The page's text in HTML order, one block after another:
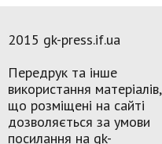
2015 gk-press.if.ua
Передрук та інше
використання матеріалів,
що розміщені на сайті
дозволяється за умови
посилання на gk-